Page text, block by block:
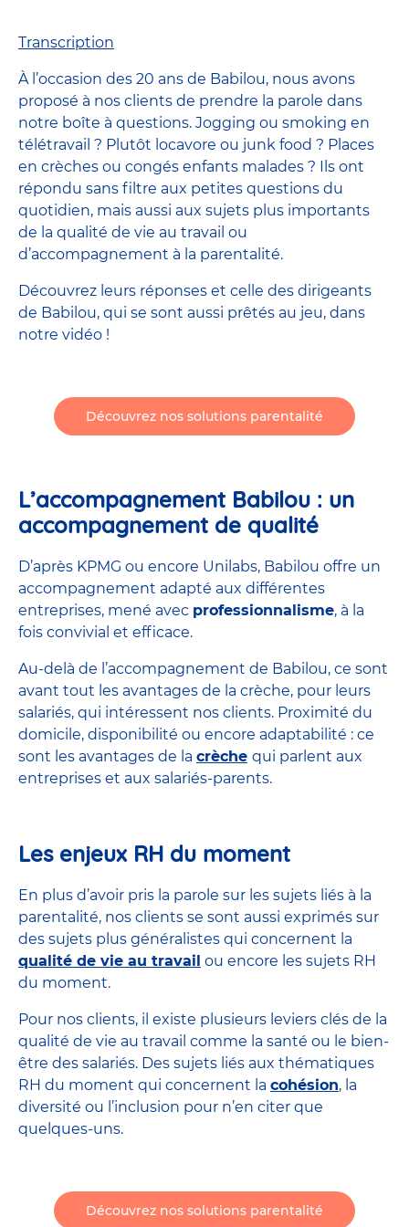
Transcription
À l’occasion des 20 ans de Babilou, nous avons
proposé à nos clients de prendre la parole dans
notre boîte à questions. Jogging ou smoking en
télétravail ? Plutôt locavore ou junk food ? Places
en crèches ou congés enfants malades ? Ils ont
répondu sans filtre aux petites questions du
quotidien, mais aussi aux sujets plus importants
de la qualité de vie au travail ou
d’accompagnement à la parentalité.
Découvrez leurs réponses et celle des dirigeants
de Babilou, qui se sont aussi prêtés au jeu, dans
notre vidéo !
Découvrez nos solutions parentalité
L’accompagnement Babilou : un
accompagnement de qualité
D’après KPMG ou encore Unilabs, Babilou offre un
accompagnement adapté aux différentes
entreprises, mené avec professionnalisme, à la
fois convivial et efficace.
Au-delà de l’accompagnement de Babilou, ce sont
avant tout les avantages de la crèche, pour leurs
salariés, qui intéressent nos clients. Proximité du
domicile, disponibilité ou encore adaptabilité : ce
sont les avantages de la crèche qui parlent aux
entreprises et aux salariés-parents.
Les enjeux RH du moment
En plus d’avoir pris la parole sur les sujets liés à la
parentalité, nos clients se sont aussi exprimés sur
des sujets plus généralistes qui concernent la
qualité de vie au travail ou encore les sujets RH
du moment.
Pour nos clients, il existe plusieurs leviers clés de la
qualité de vie au travail comme la santé ou le bien-
être des salariés. Des sujets liés aux thématiques
RH du moment qui concernent la cohésion, la
diversité ou l’inclusion pour n’en citer que
quelques-uns.
Découvrez nos solutions parentalité